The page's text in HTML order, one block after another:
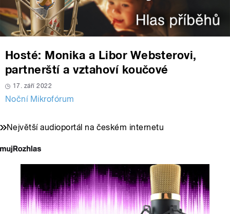
Hosté: Monika a Libor Websterovi,
partnerští a vztahoví koučové
17. září 2022
Noční Mikrofórum
Největší audioportál na českém internetu